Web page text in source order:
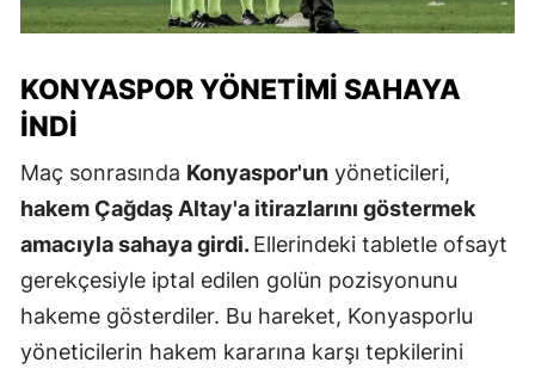
KONYASPOR YÖNETIMI SAHAYA
İNDI
Maç sonrasında Konyaspor'un yöneticileri,
hakem Çağdaş Altay'a itirazlarını göstermek
amacıyla sahaya girdi.Ellerindeki tabletle ofsayt
gerekçesiyle iptal edilen golün pozisyonunu
hakeme gösterdiler. Bu hareket, Konyasporlu
yöneticilerin hakem kararına karşı tepkilerini